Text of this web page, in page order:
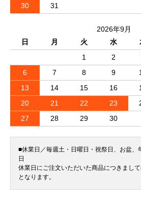
30
31
2026年9月
日
月 火 水
1
2
6
7 8 9
13
14 15 16
20
21 22 23
27
28 29 30
■休業日／毎週土・日曜日・祝祭日、お盆、
日
休業日にご注文いただいた商品につきまし
となります。